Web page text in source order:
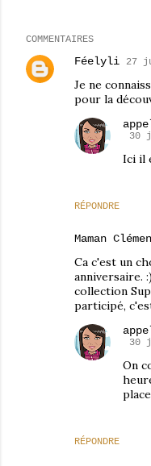
COMMENTAIRES
Féelyli 27
Je ne
pour la
RÉPONDRE
30
Ici il
Maman
Ca c'est un
anniversaire.
collection
participé,
RÉPONDRE
30
On
place